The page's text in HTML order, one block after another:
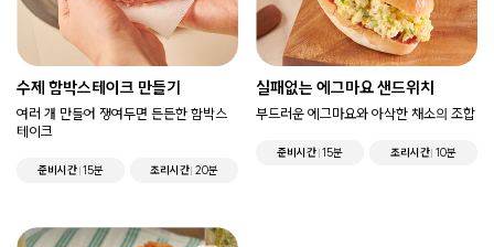
수제 함박스테이크 만들기
여러 개 만들어 쟁여두면 든든한 함박스
테이크
준비시간 15분 조리시간 20분
실패없는 에그마요 샌드위치
부드러운 에그마요와 아삭한 채소의 조합
준비시간 15분 조리시간 10분